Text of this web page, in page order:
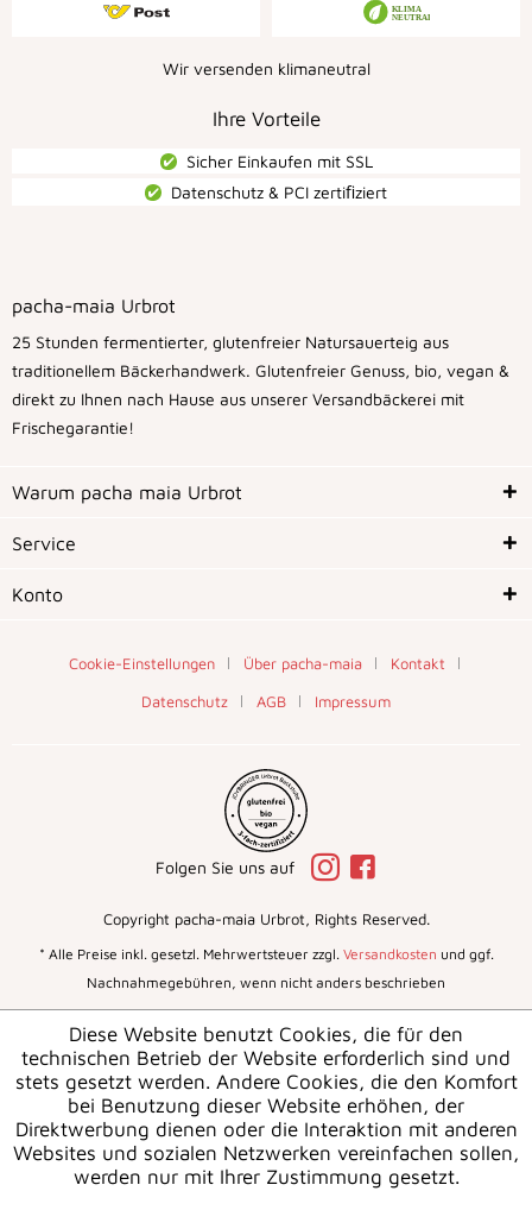
Wir versenden klimaneutral
Ihre Vorteile
Sicher Einkaufen mit SSL
Datenschutz & PCI zertiﬁziert
pacha-maia Urbrot
25 Stunden fermentierter, glutenfreier Natursauerteig aus
traditionellem Bäckerhandwerk. Glutenfreier Genuss, bio, vegan &
direkt zu Ihnen nach Hause aus unserer Versandbäckerei mit
Frischegarantie!
Warum pacha maia Urbrot
Service
Konto
* Alle Preise inkl. gesetzl. Mehrwertsteuer zzgl. Versandkosten und ggf.
Nachnahmegebühren, wenn nicht anders beschrieben
Cookie-Einstellungen Über pacha-maia
Kontakt
Datenschutz
AGB Impressum
Copyright pacha-maia Urbrot, Rights Reserved.
Folgen Sie uns auf
Diese Website benutzt Cookies, die für den
technischen Betrieb der Website erforderlich sind und
stets gesetzt werden. Andere Cookies, die den Komfort
bei Benutzung dieser Website erhöhen, der
Direktwerbung dienen oder die Interaktion mit anderen
Websites und sozialen Netzwerken vereinfachen sollen,
werden nur mit Ihrer Zustimmung gesetzt.